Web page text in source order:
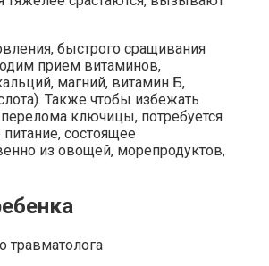
быстрого сращивания
прием витаминов,
магний, витамин Б,
Также чтобы избежать
ключицы, потребуется
состоящее
из овощей, морепродуктов,